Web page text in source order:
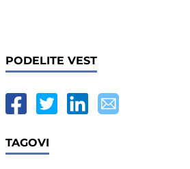
PODELITE VEST
TAGOVI